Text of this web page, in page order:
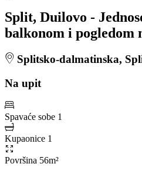
Split, Duilovo -
balkonom i pogledom
Splitsko-dalmatinska,
Na upit
Spavaće sobe 1
Kupaonice 1
Površina 56m²